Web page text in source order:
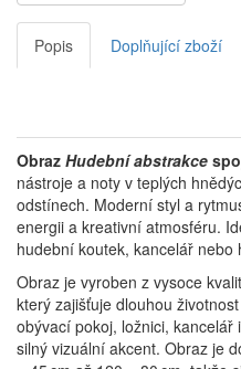
Popis Doplňující zboží
Obraz Hudební abstrakce
nástroje a noty v teplých
odstínech. Moderní styl a
energii a kreativní atmosféru.
hudební koutek, kancelář nebo
Obraz je vyroben z vysoce
který zajišťuje dlouhou
obývací pokoj, ložnici,
silný vizuální akcent. Obraz je